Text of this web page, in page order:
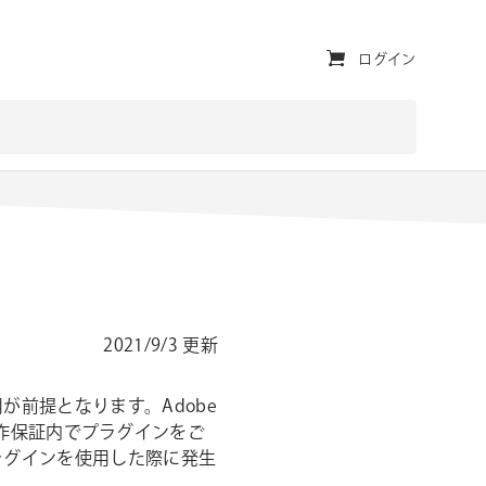
ユ
ィ
ログイン
2021/9/3 更新
前提となります。Adobe
保証内でプラグインをご
インを使用した際に発生